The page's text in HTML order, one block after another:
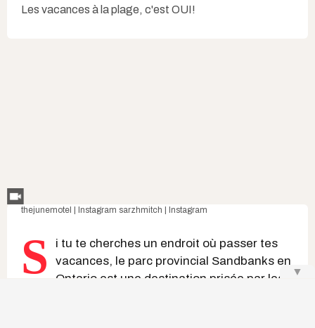
Les vacances à la plage, c'est OUI!
thejunemotel | Instagram sarzhmitch | Instagram
S
i tu te cherches un endroit où passer tes
vacances, le parc provincial Sandbanks en
Ontario est une destination prisée par les
▼